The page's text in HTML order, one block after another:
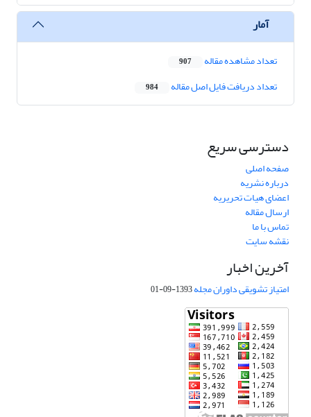
آمار
تعداد مشاهده مقاله 907
تعداد دریافت فایل اصل مقاله 984
دسترسی سریع
صفحه اصلی
درباره نشریه
اعضای هیات تحریریه
ارسال مقاله
تماس با ما
نقشه سایت
آخرین اخبار
امتیاز تشویقی داوران مجله1393-09-01